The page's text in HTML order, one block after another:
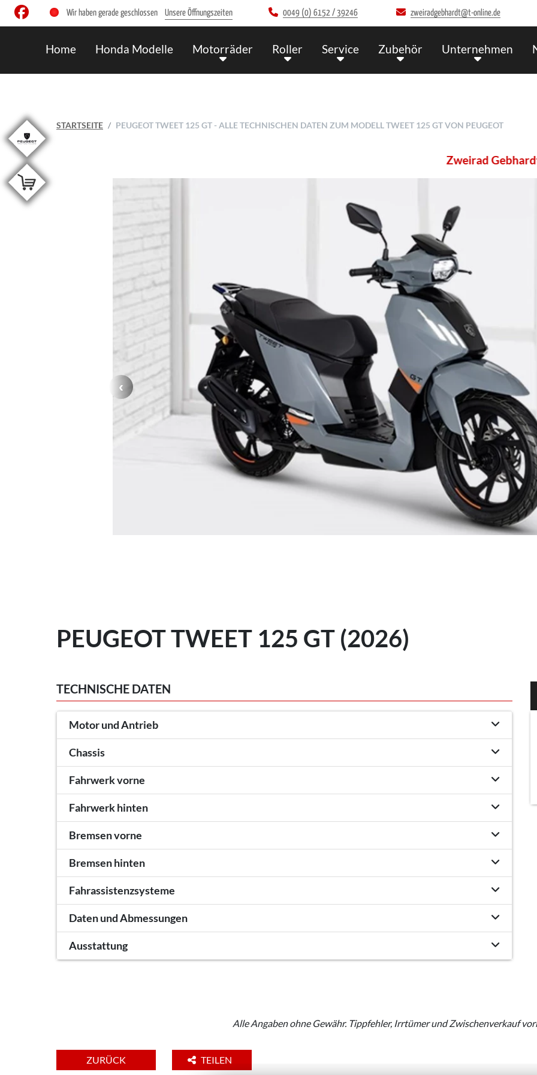
Wir haben gerade geschlossen Unsere Öffnungszeiten 0049 (0) 6152 / 39246 zweiradgebhardt@t-online.de
Home Honda Modelle Motorräder Roller Service Zubehör Unternehmen
STARTSEITE PEUGEOT TWEET 125 GT - ALLE TECHNISCHEN DATEN ZUM MODELL TWEET 125 GT VON PEUGEOT
Zweirad Gebhardt
PEUGEOT TWEET 125 GT (2026)
TECHNISCHE DATEN
Motor und Antrieb
Chassis
Fahrwerk vorne
Fahrwerk hinten
Bremsen vorne
Bremsen hinten
Fahrassistenzsysteme
Daten und Abmessungen
Ausstattung
Alle Angaben ohne Gewähr. Tippfehler, Irrtümer und Zwischenverkauf
ZURÜCK TEILEN